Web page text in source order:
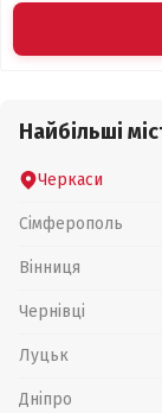
Найбільші
Черкаси
Сімферополь
Вінниця
Чернівці
Луцьк
Дніпро